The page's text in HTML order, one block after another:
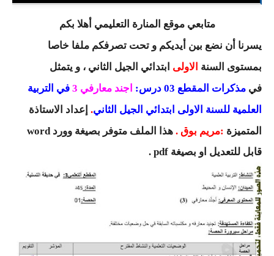
التعليم المتوسط
السنة الاولى متوسط
السنة الثانية متوسط
السنة الثالثة متوسط
السنة الرابعة متوسط
بنك الفروض و الاختبارات
محفظة الأستاذ
متابعي موقع المنارة التعليمي أهلا بكم
يسرنا أن نضع بين أيديكم و تحت تصرفكم ملفا خاصا
بمستوى السنة الاولى ابتدائي الجيل الثاني ، و يتمثل
في مذكرات المقطع 03 درس: اجند معارفي 3
في التربية
العلمية للسنة الاولى ابتدائي الجيل الثاني. إعداد الاستاذة
المتميزة :مريم بوق .
هذا الملف متوفر بصيغة وورد word
قابل للتعديل او بصيغة pdf .